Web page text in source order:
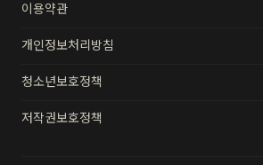
이용약관
개인정보처리방침
청소년보호정책
저작권보호정책